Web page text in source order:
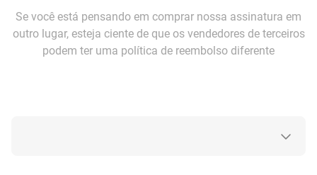
Se você está pensando em comprar nossa assinatura em
outro lugar, esteja ciente de que os vendedores de terceiros
podem ter uma política de reembolso diferente